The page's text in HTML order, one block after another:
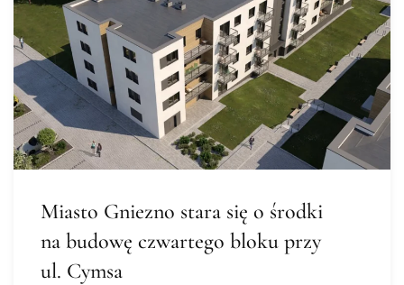
Miasto Gniezno stara się o środki
na budowę czwartego bloku przy
ul. Cymsa